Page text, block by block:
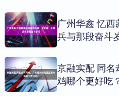
广州华鑫 忆
兵与那段奋斗
京融实配 同
鸡哪个更好吃